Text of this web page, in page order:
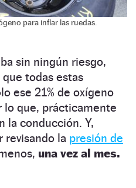
para inflar las ruedas.
sin ningún riesgo,
todas estas
ese 21% de oxígeno
lo que, prácticamente
la conducción. Y,
revisando la presión de
una vez al mes.